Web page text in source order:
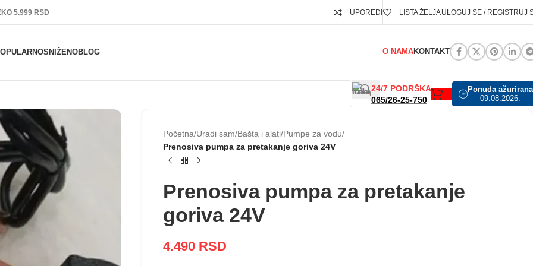
5.999 RSD UPOREDI LISTA ŽELJAULOGUJ SE / REGISTRUJ
SNIŽENOBLOG O NAMAKONTAKT
24/7 PODRŠKA
065/26-25-750
🕒Ponuda ažurirana
09.08.2026.
Početna/Uradi sam/Bašta i alati/Pumpe za vodu/
Prenosiva pumpa za pretakanje goriva 24V
Prenosiva pumpa za pretakanje
goriva 24V
4.490 RSD